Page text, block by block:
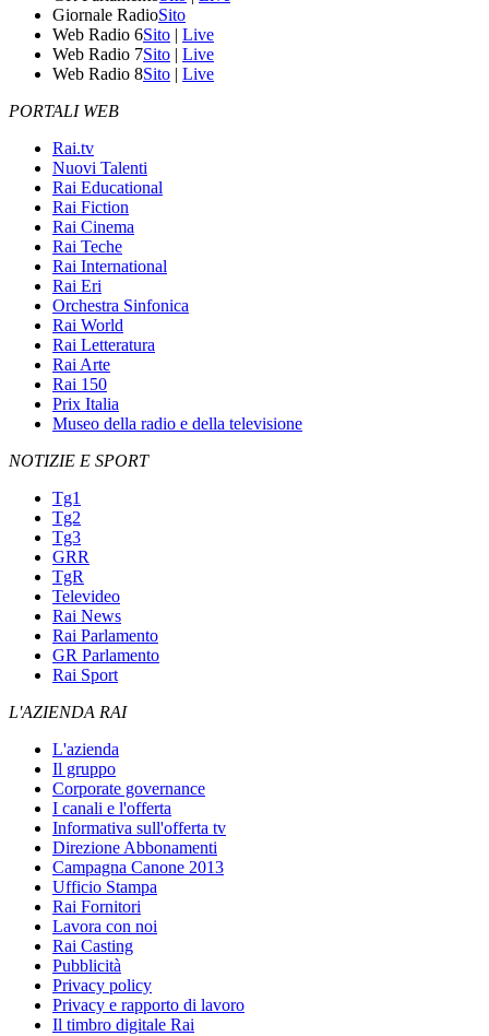
Giornale RadioSito
Web Radio 6Sito | Live
Web Radio 7Sito | Live
Web Radio 8Sito | Live
PORTALI WEB
Rai.tv
Nuovi Talenti
Rai Educational
Rai Fiction
Rai Cinema
Rai Teche
Rai International
Rai Eri
Orchestra Sinfonica
Rai World
Rai Letteratura
Rai Arte
Rai 150
Prix Italia
Museo della radio e della televisione
NOTIZIE E SPORT
Tg1
Tg2
Tg3
GRR
TgR
Televideo
Rai News
Rai Parlamento
GR Parlamento
Rai Sport
L'AZIENDA RAI
L'azienda
Il gruppo
Corporate governance
I canali e l'offerta
Informativa sull'offerta tv
Direzione Abbonamenti
Campagna Canone 2013
Ufficio Stampa
Rai Fornitori
Lavora con noi
Rai Casting
Pubblicità
Privacy policy
Privacy e rapporto di lavoro
Il timbro digitale Rai